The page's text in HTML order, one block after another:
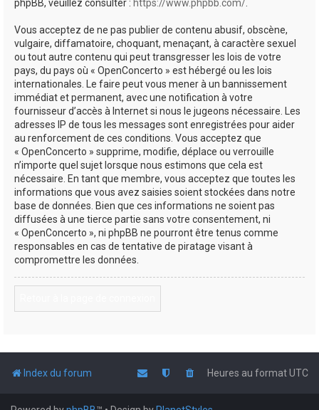
phpBB, veuillez consulter : https://www.phpbb.com/.
Vous acceptez de ne pas publier de contenu abusif, obscène,
vulgaire, diffamatoire, choquant, menaçant, à caractère sexuel
ou tout autre contenu qui peut transgresser les lois de votre
pays, du pays où « OpenConcerto » est hébergé ou les lois
internationales. Le faire peut vous mener à un bannissement
immédiat et permanent, avec une notification à votre
fournisseur d’accès à Internet si nous le jugeons nécessaire. Les
adresses IP de tous les messages sont enregistrées pour aider
au renforcement de ces conditions. Vous acceptez que
« OpenConcerto » supprime, modifie, déplace ou verrouille
n’importe quel sujet lorsque nous estimons que cela est
nécessaire. En tant que membre, vous acceptez que toutes les
informations que vous avez saisies soient stockées dans notre
base de données. Bien que ces informations ne soient pas
diffusées à une tierce partie sans votre consentement, ni
« OpenConcerto », ni phpBB ne pourront être tenus comme
responsables en cas de tentative de piratage visant à
compromettre les données.
Index du forum Heures au formatUTC